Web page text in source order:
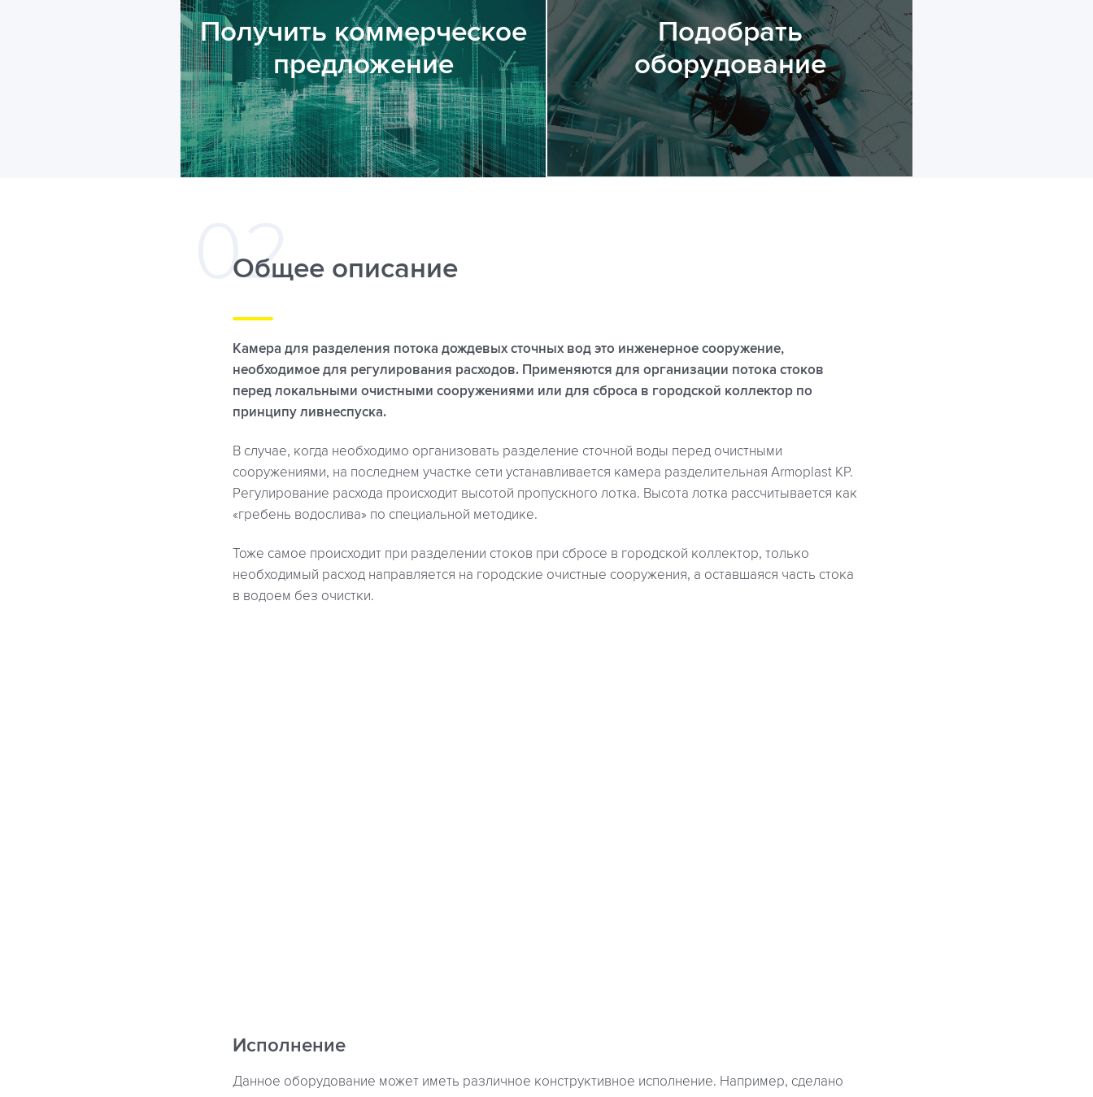
Получить коммерческое
предложение
Подобрать
оборудование
Общее описание
Камера для разделения потока дождевых сточных вод это инженерное сооружение,
необходимое для регулирования расходов. Применяются для организации потока стоков
перед локальными очистными сооружениями или для сброса в городской коллектор по
принципу ливнеспуска.
В случае, когда необходимо организовать разделение сточной воды перед очистными
сооружениями, на последнем участке сети устанавливается камера разделительная Armoplast KP.
Регулирование расхода происходит высотой пропускного лотка. Высота лотка рассчитывается как
«гребень водослива» по специальной методике.
Тоже самое происходит при разделении стоков при сбросе в городской коллектор, только
необходимый расход направляется на городские очистные сооружения, а оставшаяся часть стока
в водоем без очистки.
Исполнение
Данное оборудование может иметь различное конструктивное исполнение. Например, сделано